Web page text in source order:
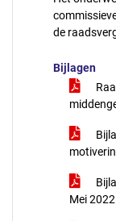
de
Bijlagen
Mei 2022